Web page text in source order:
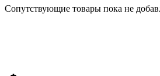
Сопутствующие товары пока не